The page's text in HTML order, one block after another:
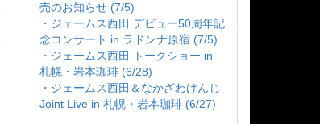
売のお知らせ (7/5)
・ジェームス西田 デビュー50周年記
念コンサート in ラドンナ原宿 (7/5)
・ジェームス西田 トークショー in
札幌・岩本珈琲 (6/28)
・ジェームス西田＆なかざわけんじ
Joint Live in 札幌・岩本珈琲 (6/27)